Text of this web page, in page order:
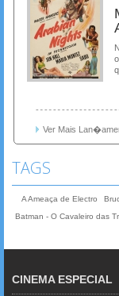
Ver Mais
TAGS
A Ameaça de Electro
Batman - O Cavaleiro das
CINEMA ESPECIAL